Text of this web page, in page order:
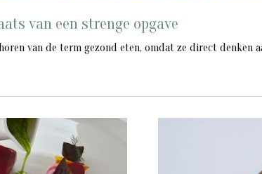
van een strenge opgave
van de term gezond eten, omdat ze direct denken